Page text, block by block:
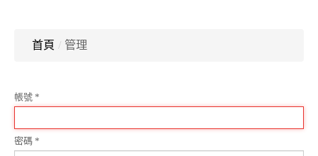
首頁 / 管理
帳號 *
密碼 *